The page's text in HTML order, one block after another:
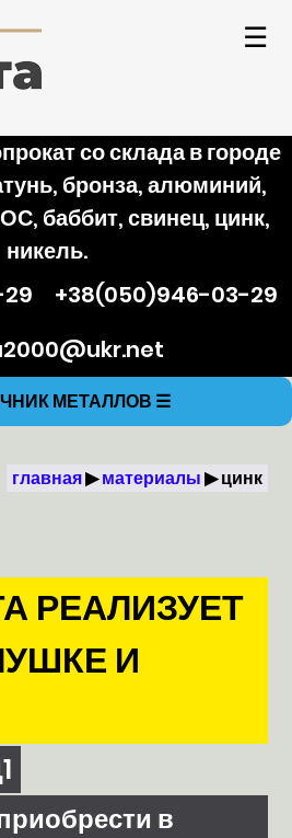
☰
со склада в городе
бронза, алюминий,
баббит, свинец, цинк,
никель.
+38(050)946-03-29
МЕТАЛЛОВ ☰
главная материалы цинк
РЕАЛИЗУЕТ
И
в